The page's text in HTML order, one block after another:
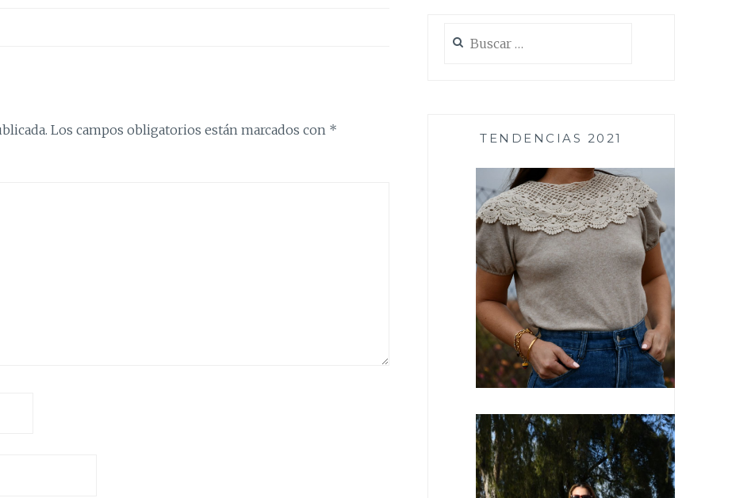
Los campos obligatorios están marcados con *
TENDENCIAS 2021